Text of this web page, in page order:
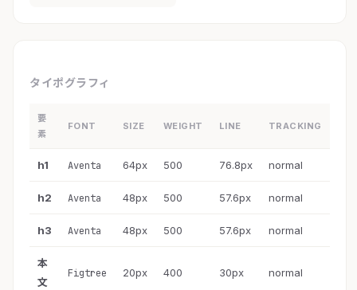
タイポグラフィ
要
素
FONT SIZE WEIGHT LINE TRACKING
h1 Aventa 64px 500 76.8px normal
h2 Aventa 48px 500 57.6px normal
h3 Aventa 48px 500 57.6px normal
本
文
Figtree 20px 400 30px normal